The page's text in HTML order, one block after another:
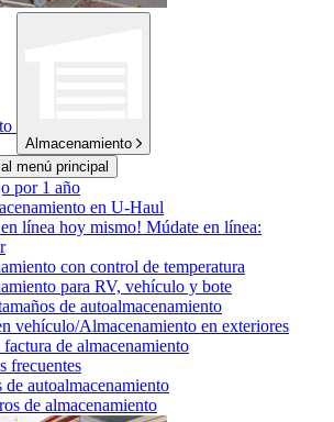
Almacenamiento
menú principal
por 1 año
en U-Haul
línea hoy mismo! Múdate en línea:
con control de temperatura
para RV, vehículo y bote
de autoalmacenamiento
vehículo/Almacenamiento en exteriores
de almacenamiento
frecuentes
de autoalmacenamiento
de almacenamiento